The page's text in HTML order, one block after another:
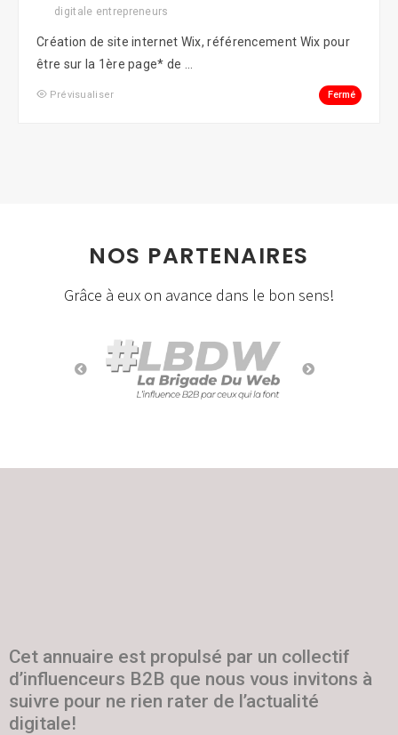
digitale entrepreneurs
Création de site internet Wix, référencement Wix pour
être sur la 1ère page* de ...
Prévisualiser Fermé
NOS PARTENAIRES
Grâce à eux on avance dans le bon sens!
Cet annuaire est propulsé par un collectif
d’influenceurs B2B que nous vous invitons à
suivre pour ne rien rater de l’actualité
digitale!